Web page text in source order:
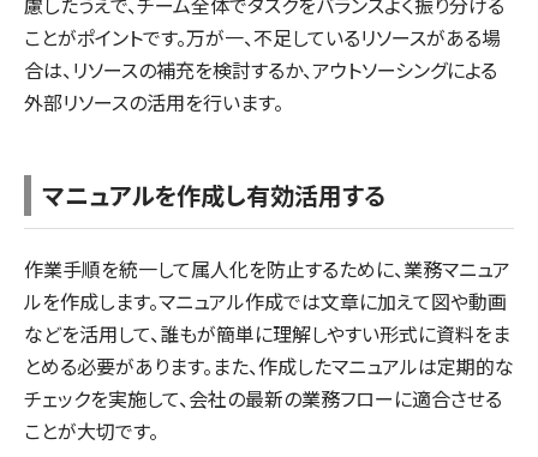
ことがポイントです。万が一、不足しているリソースがある場
合は、リソースの補充を検討するか、アウトソーシングによる
外部リソースの活用を行います。
マニュアルを作成し有効活用する
作業手順を統一して属人化を防止するために、業務マニュア
ルを作成します。マニュアル作成では文章に加えて図や動画
などを活用して、誰もが簡単に理解しやすい形式に資料をま
とめる必要があります。また、作成したマニュアルは定期的な
チェックを実施して、会社の最新の業務フローに適合させる
ことが大切です。